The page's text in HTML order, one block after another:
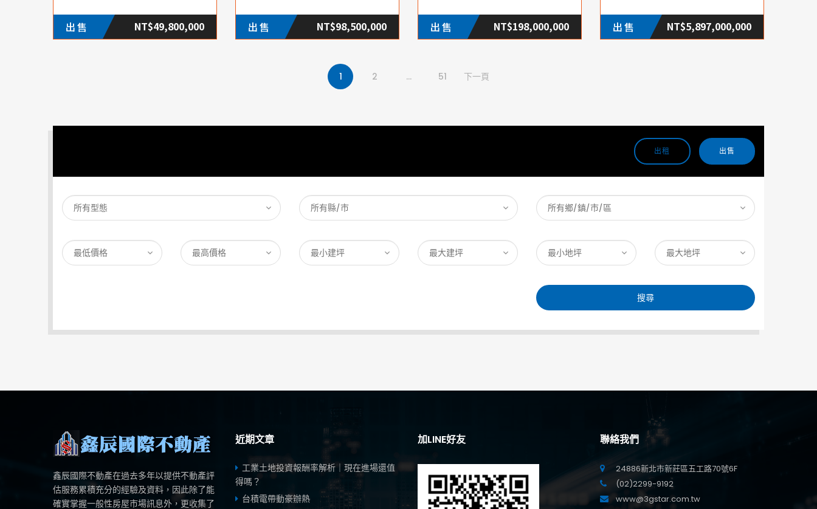
出租 出售
搜尋
出售 NT$49,800,000 出售 NT$98,500,000 出售 NT$198,000,000 出售 NT$5,897,000,000
1 2 ... 51 下一頁
鑫辰國際不動產在過去多年以提供不動產評
估服務累積充分的經驗及資料，因此除了能
確實掌握一般性房屋市場訊息外，更收集了
近期文章
工業土地投資報酬率解析｜現在進場還值
得嗎？
台積電帶動豪辦熱
加LINE好友 聯絡我們
24886新北市新莊區五工路70號6F
(02)2299-9192
www@3gstar.com.tw